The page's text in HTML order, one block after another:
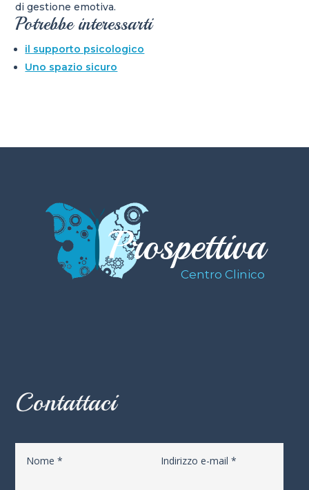
di gestione emotiva.
Potrebbe interessarti
il supporto psicologico
Uno spazio sicuro
Prospettiva
Centro Clinico
Contattaci